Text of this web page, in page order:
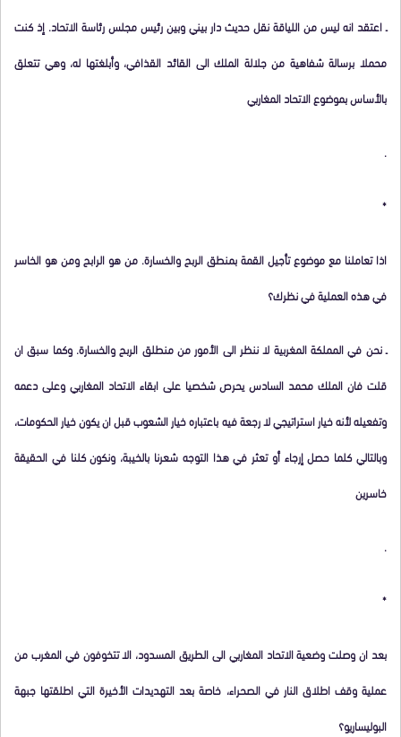
ـ اعتقد انه ليس من اللياقة نقل حديث دار بيني وبين رئيس مجلس رئاسة الاتحاد. إذ كنت
محملا برسالة شفاهية من جلالة الملك الى القائد القذافي، وأبلغتها له، وهي تتعلق
بالأساس بموضوع الاتحاد المغاربي
.
*
اذا تعاملنا مع موضوع تأجيل القمة بمنطق الربح والخسارة. من هو الرابح ومن هو الخاسر
في هذه العملية في نظرك؟
ـ نحن في المملكة المغربية لا ننظر الى الأمور من منطلق الربح والخسارة. وكما سبق ان
قلت فان الملك محمد السادس يحرص شخصيا على ابقاء الاتحاد المغاربي وعلى دعمه
وتفعيله لأنه خيار استراتيجي لا رجعة فيه باعتباره خيار الشعوب قبل ان يكون خيار الحكومات،
وبالتالي كلما حصل إرجاء أو تعثر في هذا التوجه شعرنا بالخيبة، ونكون كلنا في الحقيقة
خاسرين
.
*
بعد ان وصلت وضعية الاتحاد المغاربي الى الطريق المسدود، الا تتخوفون في المغرب من
عملية وقف اطلاق النار في الصحراء، خاصة بعد التهديدات الأخيرة التي اطلقتها جبهة
البوليساريو؟